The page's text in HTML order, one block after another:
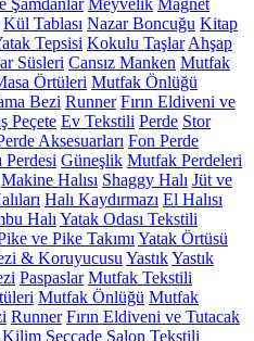
Şamdanlar Meyvelik Magnet
Kül Tablası Nazar Boncuğu Kitap
Tepsisi Kokulu Taşlar Ahşap
Süsleri Cansız Manken Mutfak
Örtüleri Mutfak Önlüğü
Bezi Runner Fırın Eldiveni ve
Peçete Ev Tekstili Perde Stor
Aksesuarları Fon Perde
Perdesi Güneşlik Mutfak Perdeleri
Makine Halısı Shaggy Halı Jüt ve
Halı Kaydırmazı El Halısı
Halı Yatak Odası Tekstili
ve Pike Takımı Yatak Örtüsü
& Koruyucusu YastıkYastık
Paspaslar Mutfak Tekstili
Mutfak Önlüğü Mutfak
Runner Fırın Eldiveni ve Tutacak
Kilim Seccade Salon Tekstili